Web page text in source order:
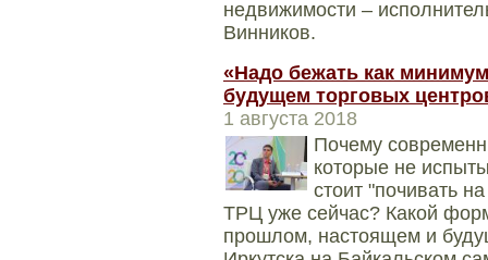
недвижимости –
Винников.
«Надо бежать как
будущем торговых
1 августа 2018
Почему
которые не
стоит "почивать
ТРЦ уже сейчас? Какой
прошлом, настоящем и